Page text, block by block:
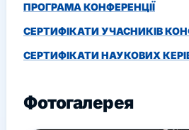
ПРОГРАМА КОНФЕРЕНЦІЇ
СЕРТИФІКАТИ УЧАСНИКІВ
СЕРТИФІКАТИ НАУКОВИХ
Фотогалерея